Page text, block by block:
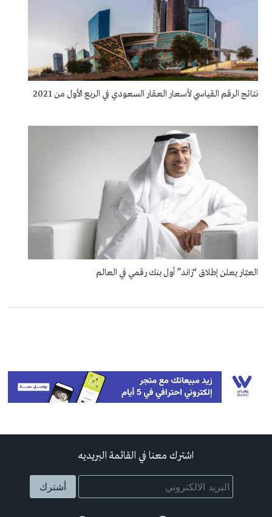
نتائج الرقم القياسي لأسعار العقار السعودي في الربع الأول من 2021
العبّار يعلن إطلاق “زاند” أول بنك رقمي في العالم
اشترك معنا في القائمة البريديه